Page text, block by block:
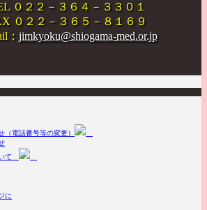
２－３６４－３３０１
２－３６５－８１６９
jimkyoku@shiogama-med.or.jp
（電話番号等の変更）
て
に